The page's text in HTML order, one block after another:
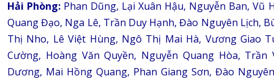
Hải Phòng: Phan Dũng, Lại Xuân Hậu, Nguyễn Ban, Vũ
Quang Đạo, Nga Lê, Trần Duy Hạnh, Đào Nguyên Lịch,
Thị Nho, Lê Việt Hùng, Ngô Thị Mai Hà, Vương Giao
Cường, Hoàng Văn Quyền, Nguyễn Quang Hòa,
Dương, Mai Hồng Quang, Phan Giang Sơn, Đào